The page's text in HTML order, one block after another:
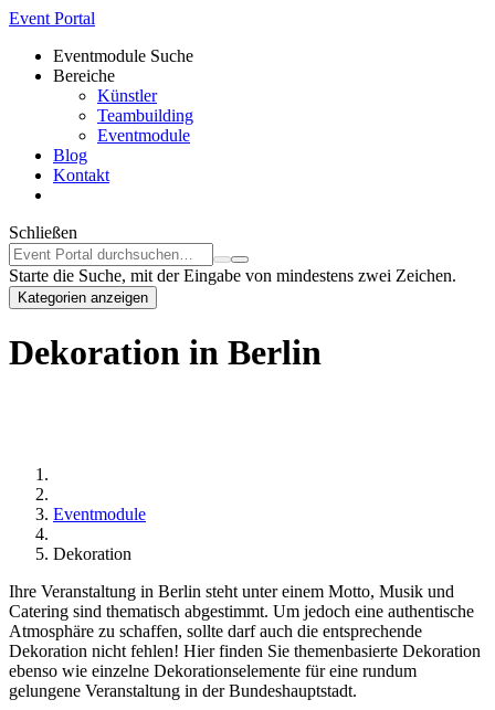
Event Portal
Eventmodule Suche
Bereiche
Künstler
Teambuilding
Eventmodule
Blog
Kontakt
Schließen
Starte die Suche, mit der Eingabe von mindestens zwei Zeichen.
Kategorien anzeigen
Dekoration in Berlin
Eventmodule
Dekoration
Ihre Veranstaltung in Berlin steht unter einem Motto, Musik und
Catering sind thematisch abgestimmt. Um jedoch eine authentische
Atmosphäre zu schaffen, sollte darf auch die entsprechende
Dekoration nicht fehlen! Hier finden Sie themenbasierte Dekoration
ebenso wie einzelne Dekorationselemente für eine rundum
gelungene Veranstaltung in der Bundeshauptstadt.